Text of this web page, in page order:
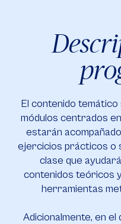
El contenido temático
módulos centrados
estarán
ejercicios prácticos o
clase que
contenidos teóricos
herramientas
Adicionalmente, en